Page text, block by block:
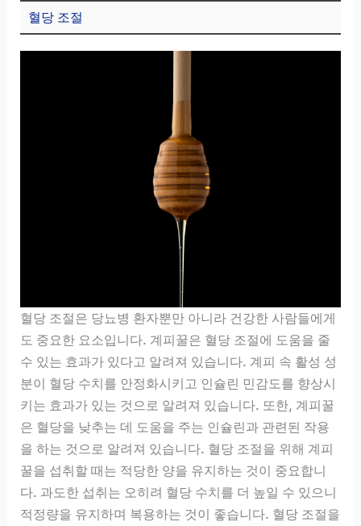
혈당 조절
혈당 조절은 당뇨병 환자뿐만 아니라 건강한 사람들에게
도 중요한 요소입니다. 계피꿀은 혈당 조절에 도움을 줄
수 있는 효과가 있다고 알려져 있습니다. 계피 속 활성 성
분이 혈당 수치를 안정화시키고 인슐린 민감도를 향상시
키는 효과가 있는 것으로 알려져 있습니다. 또한, 계피꿀
은 혈당을 낮추는 데 도움을 주는 인슐린과 관련된 작용
을 하는 것으로 알려져 있습니다. 혈당 조절을 위해 계피
꿀을 섭취할 때는 적당한 양을 유지하는 것이 중요합니
다. 과도한 섭취는 오히려 혈당 수치를 더 높일 수 있으니
적정량을 유지하며 복용하는 것이 좋습니다. 혈당 조절을